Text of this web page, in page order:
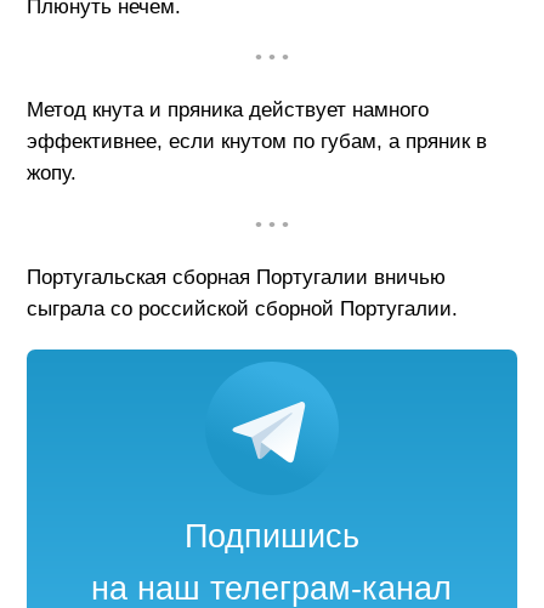
Плюнуть нечем.
• • •
Метод кнута и пряника действует намного
эффективнее, если кнутом по губам, а пряник в
жопу.
• • •
Португальская сборная Португалии вничью
сыграла со российской сборной Португалии.
Подпишись
на наш телеграм-канал